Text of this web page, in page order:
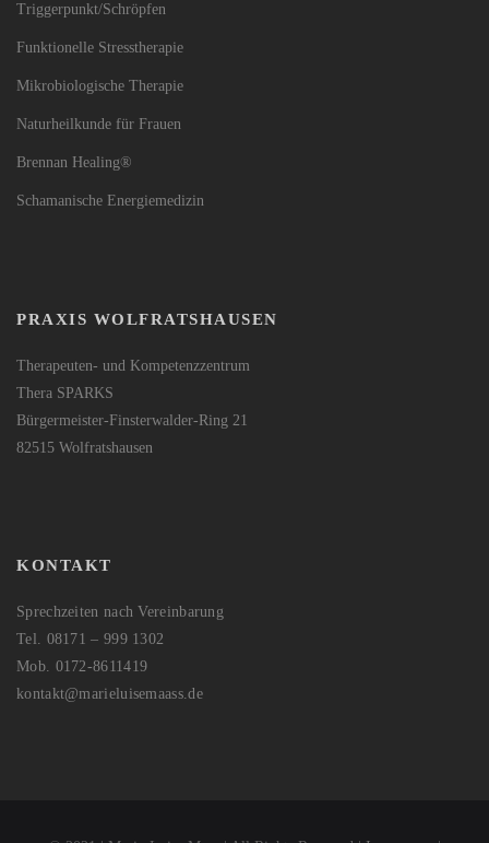
Triggerpunkt/Schröpfen
Funktionelle Stresstherapie
Mikrobiologische Therapie
Naturheilkunde für Frauen
Brennan Healing®
Schamanische Energiemedizin
PRAXIS WOLFRATSHAUSEN
Therapeuten- und Kompetenzzentrum
Thera SPARKS
Bürgermeister-Finsterwalder-Ring 21
82515 Wolfratshausen
KONTAKT
Sprechzeiten nach Vereinbarung
Tel. 08171 – 999 1302
Mob. 0172-8611419
kontakt@marieluisemaass.de